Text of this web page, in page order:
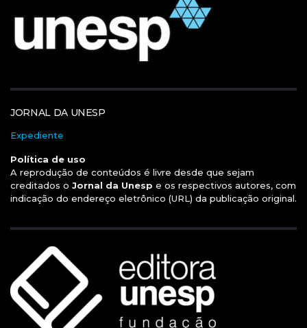
JORNAL DA UNESP
Expediente
Política de uso
A reprodução de conteúdos é livre desde que sejam
creditados o Jornal da Unesp e os respectivos autores, com
indicação do endereço eletrônico (URL) da publicação original.